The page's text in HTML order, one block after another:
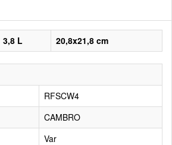
3,8 L 20,8x21,8 cm
RFSCW4
CAMBRO
Var